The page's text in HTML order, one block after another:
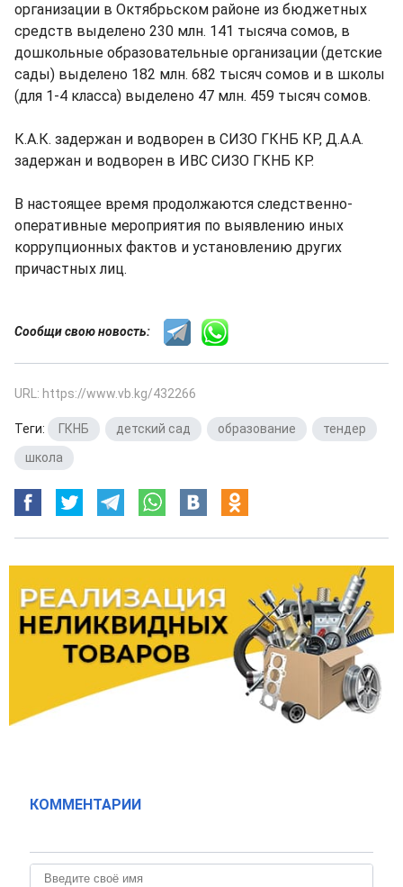
организации в Октябрьском районе из бюджетных
средств выделено 230 млн. 141 тысяча сомов, в
дошкольные образовательные организации (детские
сады) выделено 182 млн. 682 тысяч сомов и в школы
(для 1-4 класса) выделено 47 млн. 459 тысяч сомов.
К.А.К. задержан и водворен в СИЗО ГКНБ КР, Д.А.А.
задержан и водворен в ИВС СИЗО ГКНБ КР.
В настоящее время продолжаются следственно-
оперативные мероприятия по выявлению иных
коррупционных фактов и установлению других
причастных лиц.
Сообщи свою новость:
URL: https://www.vb.kg/432266
Теги: ГКНБ детский сад образование тендер
школа
КОММЕНТАРИИ